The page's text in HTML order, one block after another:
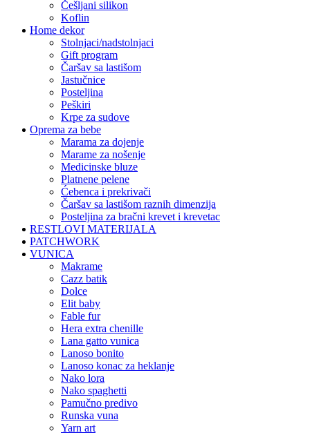
češljani silikon
koflin
Home dekor
stolnjaci/nadstolnjaci
gift program
čaršav sa lastišom
jastučnice
posteljina
peškiri
krpe za sudove
Oprema za bebe
marama za dojenje
marame za nošenje
medicinske bluze
platnene pelene
ćebenca i prekrivači
čaršav sa lastišom raznih dimenzija
posteljina za bračni krevet i krevetac
RESTLOVI MATERIJALA
PATCHWORK
VUNICA
makrame
cazz batik
dolce
elit baby
fable fur
hera extra chenille
lana gatto vunica
lanoso bonito
lanoso konac za heklanje
nako lora
nako spaghetti
pamučno predivo
runska vuna
yarn art